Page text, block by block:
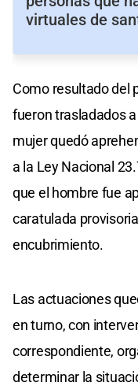
virtuales de
Como resultado del
fueron trasladados
mujer quedó
a la Ley Nacional
que el hombre fue
caratulada
encubrimiento.
Las actuaciones
en turno, con
correspondiente,
determinar la